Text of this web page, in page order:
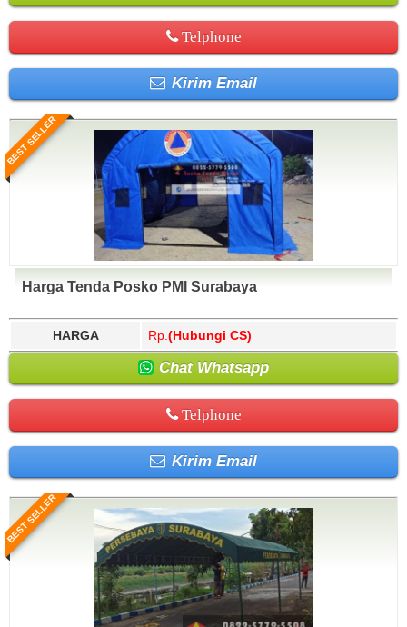
Telphone
Kirim Email
BEST SELLER
Harga Tenda Posko PMI Surabaya
HARGA Rp. (Hubungi CS)
Chat Whatsapp
Telphone
Kirim Email
BEST SELLER